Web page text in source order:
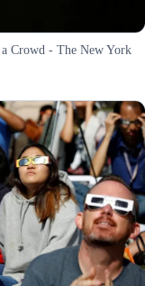
Crowd - The New York